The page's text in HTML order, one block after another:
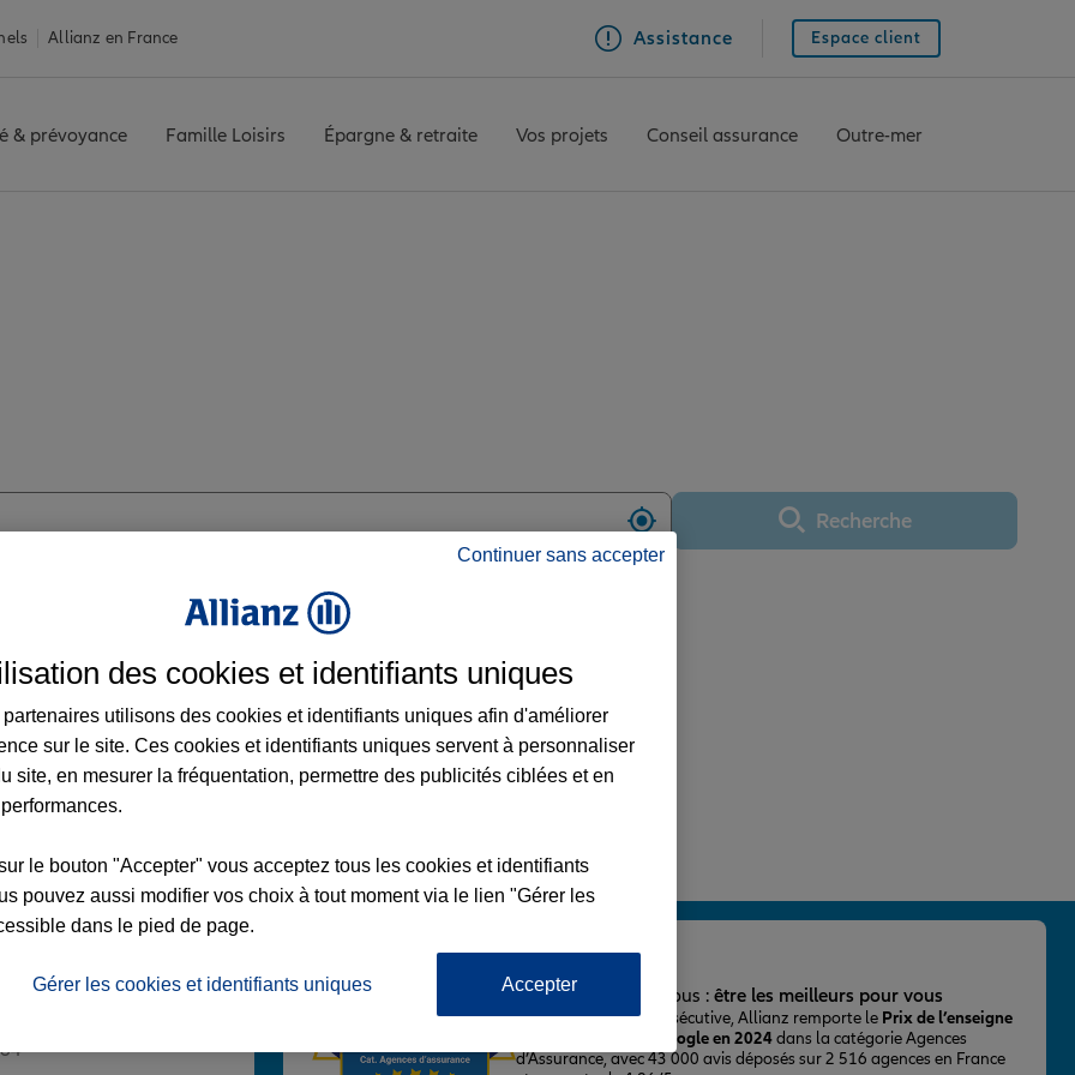
Allianz en France Assistance Espace client
& prévoyance Famille Loisirs Épargne & retraite Vos projets Conseil assurance Outre-mer
Utiliser ma positionRecherche
Voir l'agence
L'important pour nous : être les meilleurs pour vous
Pour la 2ème fois consécutive, Allianz remporte le Prix de l’enseigne
la mieux notée sur Google en 2024dans la catégorie Agences
d’Assurance, avec 43 000 avis déposés sur 2 516 agences en France
Continuer sans accepter
des cookies et identifiants uniques
partenaires utilisons des cookies et identifiants uniques afin d'améliorer
sur le site. Ces cookies et identifiants uniques servent à personnaliser
site, en mesurer la fréquentation, permettre des publicités ciblées et en
le bouton "Accepter" vous acceptez tous les cookies et identifiants
pouvez aussi modifier vos choix à tout moment via le lien "Gérer les
dans le pied de page.
Gérer les cookies et identifiants uniques Accepter